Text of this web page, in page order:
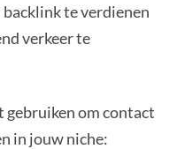
te verdienen
verkeer te
gebruiken om contact
in jouw niche: